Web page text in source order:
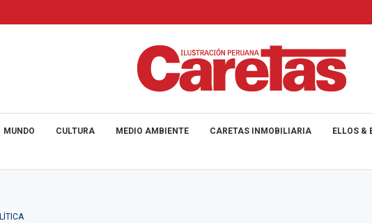
MUNDO CULTURA MEDIO AMBIENTE CARETAS INMOBILIARIA ELLOS &